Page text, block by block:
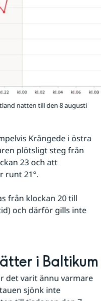
natten till den 8 augusti
Krångede i östra
plötsligt steg från
23 och att
runt 21°.
från klockan 20 till
och därför gills inte
i Baltikum
det varit ännu varmare
sjönk inte